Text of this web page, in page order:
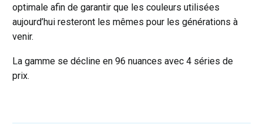
optimale afin de garantir que les couleurs utilisées
aujourd’hui resteront les mêmes pour les générations à
venir.
La gamme se décline en 96 nuances avec 4 séries de
prix.